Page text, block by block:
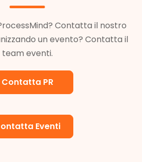
Contatta il nostro
un evento? Contatta il
team eventi.
Contatta PR
Eventi